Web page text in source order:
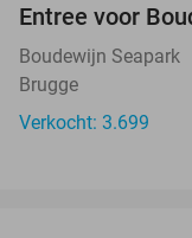
Entree voor
Boudewijn Seapark
Brugge
Verkocht: 3.699